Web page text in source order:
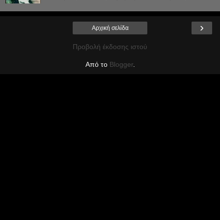
›
Αρχική σελίδα
Προβολή έκδοσης ιστού
Από το Blogger.